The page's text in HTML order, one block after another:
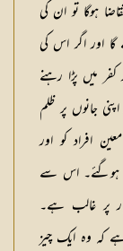
ہوگا تو ان کی
گا اور اگر اس کی
میں پڑا رہنے
جانوں پر ظلم
افراد کو اور
ہوگئے۔ اس سے
پر غالب ہے۔
کہ وہ ایک چیز